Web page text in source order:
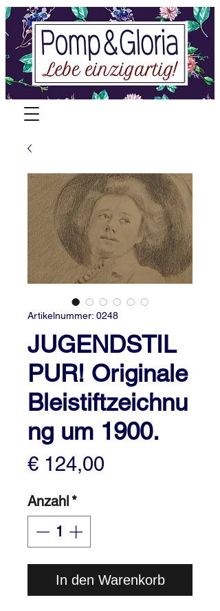
Artikelnummer: 0248
JUGENDSTIL
PUR! Originale
Bleistiftzeichnu
ng um 1900.
€ 124,00
Anzahl*
In den Warenkorb